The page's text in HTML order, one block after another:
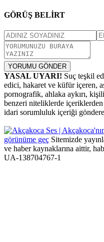
GÖRÜŞ BELİRT
YORUMU GÖNDER
YASAL UYARI! Suç teşkil
edici, hakaret ve küfür içeren,
pornografik, ahlaka aykırı,
benzeri niteliklerde
idari sorumluluk içeriği
görünüme geç Sitemizde
ve haber kaynaklarına aittir,
UA-138704767-1